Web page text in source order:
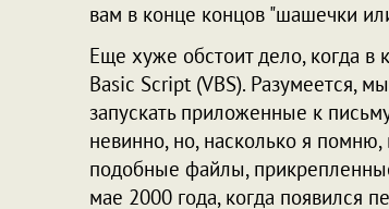
вам в конце концов "шашечки
Еще хуже обстоит дело, когда
Basic Script (VBS). Разумеется,
запускать приложенные к
невинно, но, насколько я помню,
подобные файлы,
мае 2000 года, когда появился